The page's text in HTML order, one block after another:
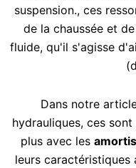
suspension., ces
de la chaussée et
fluide, qu'il s'agisse
Dans notre
hydrauliques,ces sont
plus avec les
leurs